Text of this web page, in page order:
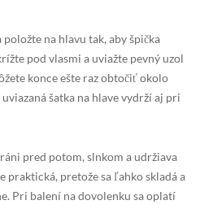
na hlavu tak, aby špička
pod vlasmi a uviažte pevný uzol
konce ešte raz obtočiť okolo
šatka na hlave vydrží aj pri
pred potom, slnkom a udržiava
praktická, pretože sa ľahko skladá a
Pri balení na dovolenku sa oplatí